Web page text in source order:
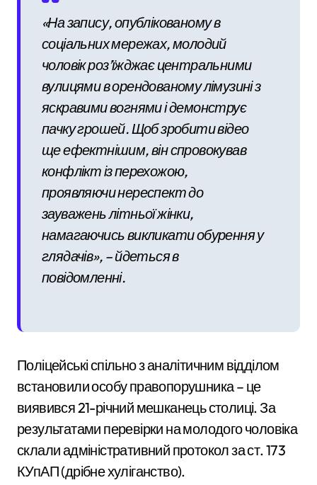
«На запису, опублікованому в
соціальних мережах, молодий
чоловік роз’їжджає центральними
вулицями в орендованому лімузині з
яскравими вогнями і демонструє
пачку грошей. Щоб зробити відео
ще ефектнішим, він спровокував
конфлікт із перехожою,
проявляючи нереспект до
зауважень літньої жінки,
намагаючись викликати обурення у
глядачів», – йдеться в
повідомленні.
Поліцейські спільно з аналітичним відділом
встановили особу правопорушника – це
виявився 21-річний мешканець столиці. За
результатами перевірки на молодого чоловіка
склали адміністративний протокол за ст. 173
КУпАП (дрібне хуліганство).